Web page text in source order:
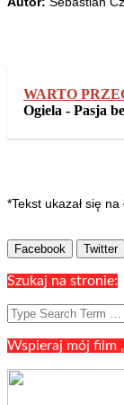
WARTO
Ogiela - Pasja
*Tekst ukazał się
Facebook Twitter
05-
Szukaj na stronie:
Search
Wspieraj mój film